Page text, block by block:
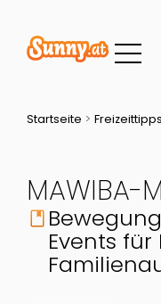
Startseite > Freizeittipps
MAWIBA-
book
Events für